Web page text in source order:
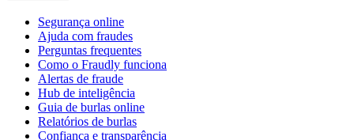
Segurança online
Ajuda com fraudes
Perguntas frequentes
Como o Fraudly funciona
Alertas de fraude
Hub de inteligência
Guia de burlas online
Relatórios de burlas
Confiança e transparência